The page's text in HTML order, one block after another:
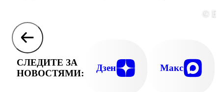
©
СЛЕДИТЕ ЗА
НОВОСТЯМИ:
Дзен Макс